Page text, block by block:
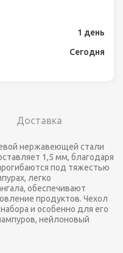
1 день
Сегодня
Доставка
нержавеющей стали
1,5 мм, благодаря
под тяжестью
легко
обеспечивают
продуктов. Чехол
и особенно для его
нейлоновый